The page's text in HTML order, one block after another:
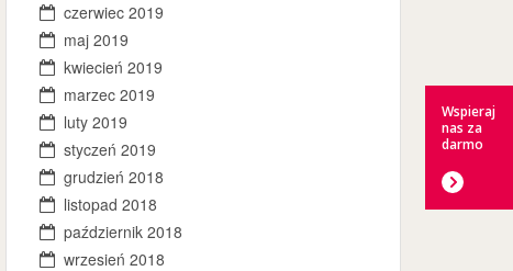
czerwiec 2019
maj 2019
kwiecień 2019
marzec 2019
luty 2019
styczeń 2019
grudzień 2018
listopad 2018
październik 2018
wrzesień 2018
Wspieraj
nas za
darmo